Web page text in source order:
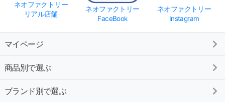
ネオファクトリー
リアル店舗
ネオファクトリー
FaceBook
ネオファクトリー
Instagram
マイページ
商品別で選ぶ
ブランド別で選ぶ